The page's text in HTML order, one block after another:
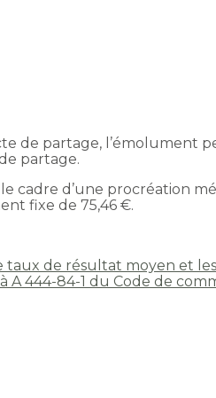
de partage, l’émolument
partage.
cadre d’une procréation
fixe de 75,46 €.
taux de résultat moyen et
A 444-84-1 du Code de